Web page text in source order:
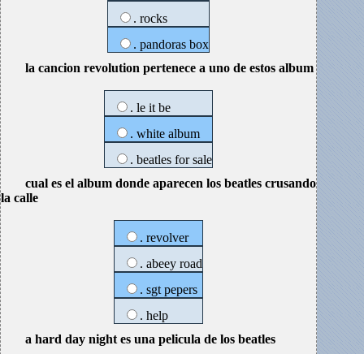
. rocks
. pandoras box
la cancion revolution pertenece a uno de estos album
. le it be
. white album
. beatles for sale
cual es el album donde aparecen los beatles crusando
la calle
. revolver
. abeey road
. sgt pepers
. help
a hard day night es una pelicula de los beatles